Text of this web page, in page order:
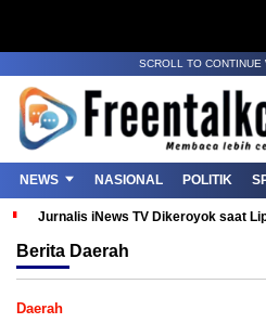
SCROLL TO CONTINUE
NEWS NASIONAL POLITIK
Jurnalis iNews TV Dikeroyok saat
Berita Daerah
Daerah